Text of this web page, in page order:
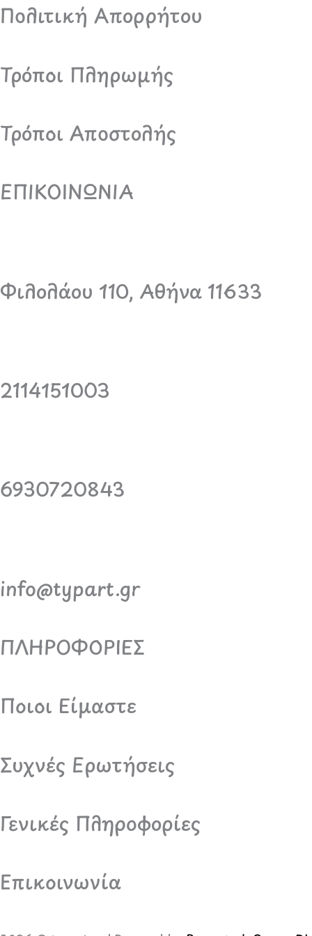
Πολιτική Απορρήτου
Τρόποι Πληρωμής
Τρόποι Αποστολής
ΕΠΙΚΟΙΝΩΝΙΑ
Φιλολάου 110, Αθήνα 11633
2114151003
6930720843
info@typart.gr
ΠΛΗΡΟΦΟΡΙΕΣ
Ποιοι Είμαστε
Συχνές Ερωτήσεις
Γενικές Πληροφορίες
Επικοινωνία